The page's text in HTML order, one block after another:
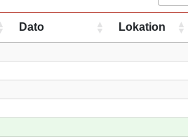
Dato Lokation